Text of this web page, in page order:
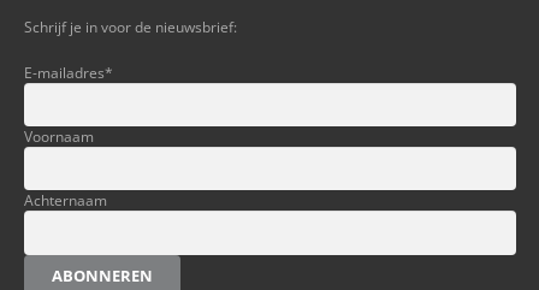
Schrijf je in voor de nieuwsbrief:
E-mailadres*
Voornaam
Achternaam
ABONNEREN